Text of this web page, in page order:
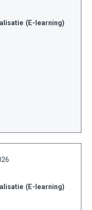
(E-learning)
(E-learning)